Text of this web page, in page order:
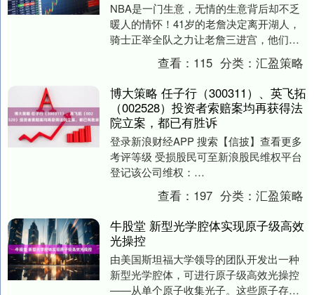
NBA是一门生意，无情的生意背后却不乏
暖人的情怀！41岁的老詹决定离开湖人，
骑士正举全队之力让老詹三进宫，他们甚
至还计划引进布朗尼，让老詹父子在克利
夫兰重聚续写....
查看： 115 分类：汇盈策略
博大策略 任子行（300311）、英飞拓
（002528）投资者索赔案均再获得法
院立案，都已有胜诉
登录新浪财经APP 搜索【信披】查看更多
考评等级 受损股民可至新浪股民维权平台
登记该公司维权：
http://wq.finance.sina.com.cn/ 关注....
查看： 197 分类：汇盈策略
牛股堂 新型光学腔体实现原子级高效
光操控
由美国斯坦福大学领导的团队开发出一种
新型光学腔体，可进行原子级高效光操控
——从单个原子收集光子。这些原子存储